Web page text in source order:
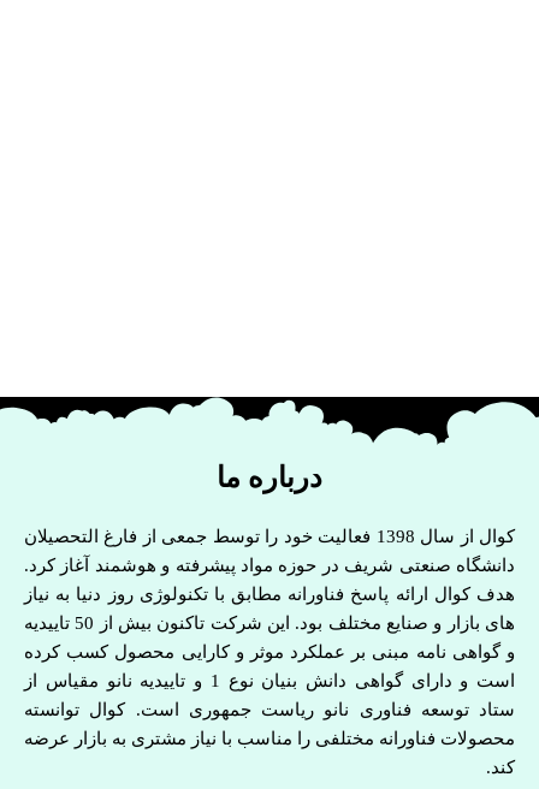
درباره ما
کوال از سال 1398 فعالیت خود را توسط جمعی از فارغ التحصیلان
دانشگاه صنعتی شریف در حوزه مواد پیشرفته و هوشمند آغاز کرد.
هدف کوال ارائه پاسخ فناورانه مطابق با تکنولوژی روز دنیا به نیاز
های بازار و صنایع مختلف بود. این شرکت تاکنون بیش از 50 تاییدیه
و گواهی نامه مبنی بر عملکرد موثر و کارایی محصول کسب کرده
است و دارای گواهی دانش بنیان نوع 1 و تاییدیه نانو مقیاس از
ستاد توسعه فناوری نانو ریاست جمهوری است. کوال توانسته
محصولات فناورانه مختلفی را مناسب با نیاز مشتری به بازار عرضه
کند.